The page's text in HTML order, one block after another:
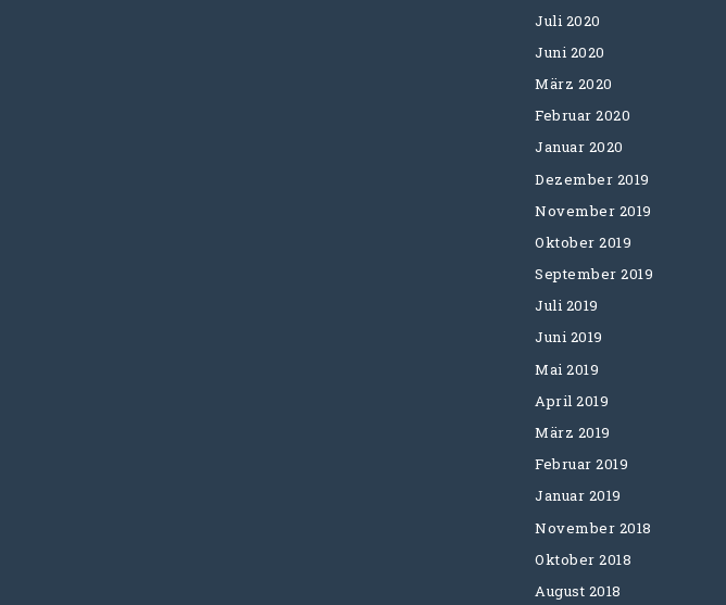
Juli 2020
Juni 2020
März 2020
Februar 2020
Januar 2020
Dezember 2019
November 2019
Oktober 2019
September 2019
Juli 2019
Juni 2019
Mai 2019
April 2019
März 2019
Februar 2019
Januar 2019
November 2018
Oktober 2018
August 2018